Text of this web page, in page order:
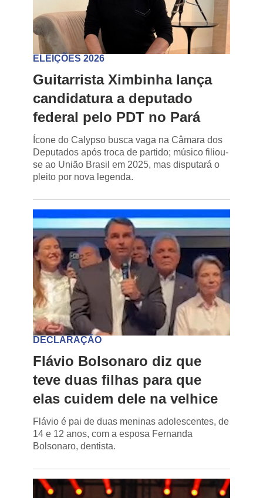
ELEIÇÕES 2026
Guitarrista Ximbinha lança
candidatura a deputado
federal pelo PDT no Pará
Ícone do Calypso busca vaga na Câmara dos
Deputados após troca de partido; músico filiou-
se ao União Brasil em 2025, mas disputará o
pleito por nova legenda.
DECLARAÇÃO
Flávio Bolsonaro diz que
teve duas filhas para que
elas cuidem dele na velhice
Flávio é pai de duas meninas adolescentes, de
14 e 12 anos, com a esposa Fernanda
Bolsonaro, dentista.